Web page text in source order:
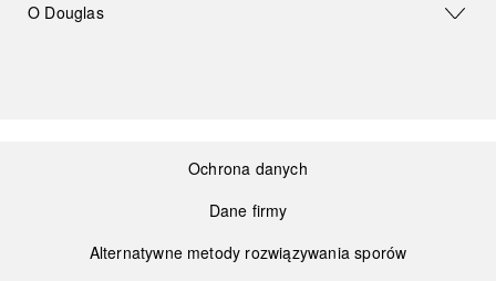
O Douglas
Ochrona danych
Dane firmy
Alternatywne metody rozwiązywania sporów